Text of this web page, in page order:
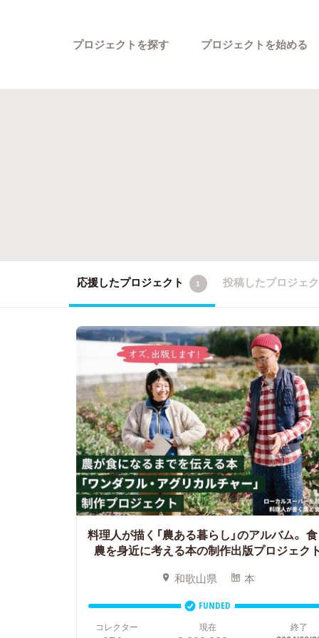
プロジェクトを探す プロジェクトを始める
応援したプロジェクト 1 投稿したプロジェ
料理人が描く「農ある暮らし」のアルバム。
農を身近に考える本の制作出版プロジェクト
和歌山県 本
FUNDED
コレクター
現在 終了